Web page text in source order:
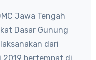
Jawa Tengah
Dasar Gunung
dari
bertempat di